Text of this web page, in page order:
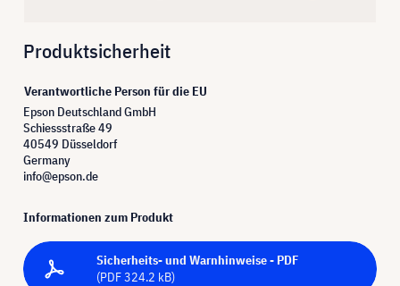
Produktsicherheit
Verantwortliche Person für die EU
Epson Deutschland GmbH
Schiessstraße 49
40549 Düsseldorf
Germany
info@epson.de
Informationen zum Produkt
Sicherheits- und Warnhinweise - PDF
(PDF 324.2 kB)